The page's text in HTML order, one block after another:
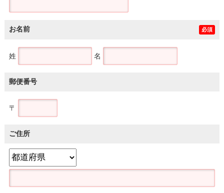
お名前 必須
姓 名
郵便番号
〒
ご住所